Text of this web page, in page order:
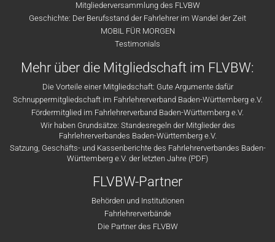
Mitgliederversammlung des FLVBW
Geschichte: Der Berufsstand der Fahrlehrer im Wandel der Zeit
MOBIL FÜR MORGEN
Testimonials
Mehr über die Mitgliedschaft im FLVBW:
Die Vorteile einer Mitgliedschaft: Gute Argumente dafür
Schnuppermitgliedschaft im Fahrlehrerverband Baden-Württemberg e.V.
Fördermitglied im Fahrlehrerverband Baden-Württemberg e.V.
Wir haben Grundsätze: Standesregeln der Mitglieder des
Fahrlehrerverbandes Baden-Württemberg e.V.
Satzung, Geschäfts- und Kassenberichte des Fahrlehrerverbandes Baden-
Württemberg e.V. der letzten Jahre (PDF)
FLVBW-Partner
Behörden und Institutionen
Fahrlehrerverbände
Die Partner des FLVBW